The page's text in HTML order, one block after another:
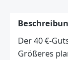
Der 40 €-
Größeres